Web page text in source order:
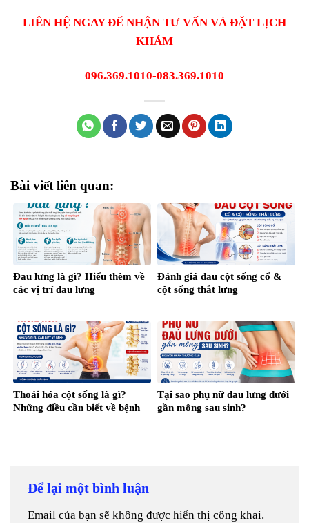
LIÊN HỆ NGAY ĐỂ NHẬN TƯ VẤN VÀ ĐẶT LỊCH
KHÁM
096.369.1010-083.369.1010
Bài viết liên quan:
Đau lưng là gì? Hiểu thêm về
các vị trí đau lưng
Đánh giá đau cột sống cổ &
cột sống thắt lưng
Thoái hóa cột sống là gì?
Những điều cần biết về bệnh
Tại sao phụ nữ đau lưng dưới
gần mông sau sinh?
Để lại một bình luận
Email của bạn sẽ không được hiển thị công khai.